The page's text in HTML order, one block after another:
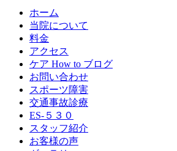
ホーム
当院について
料金
アクセス
ケア How to ブログ
お問い合わせ
スポーツ障害
交通事故診療
ES-５３０
スタッフ紹介
お客様の声